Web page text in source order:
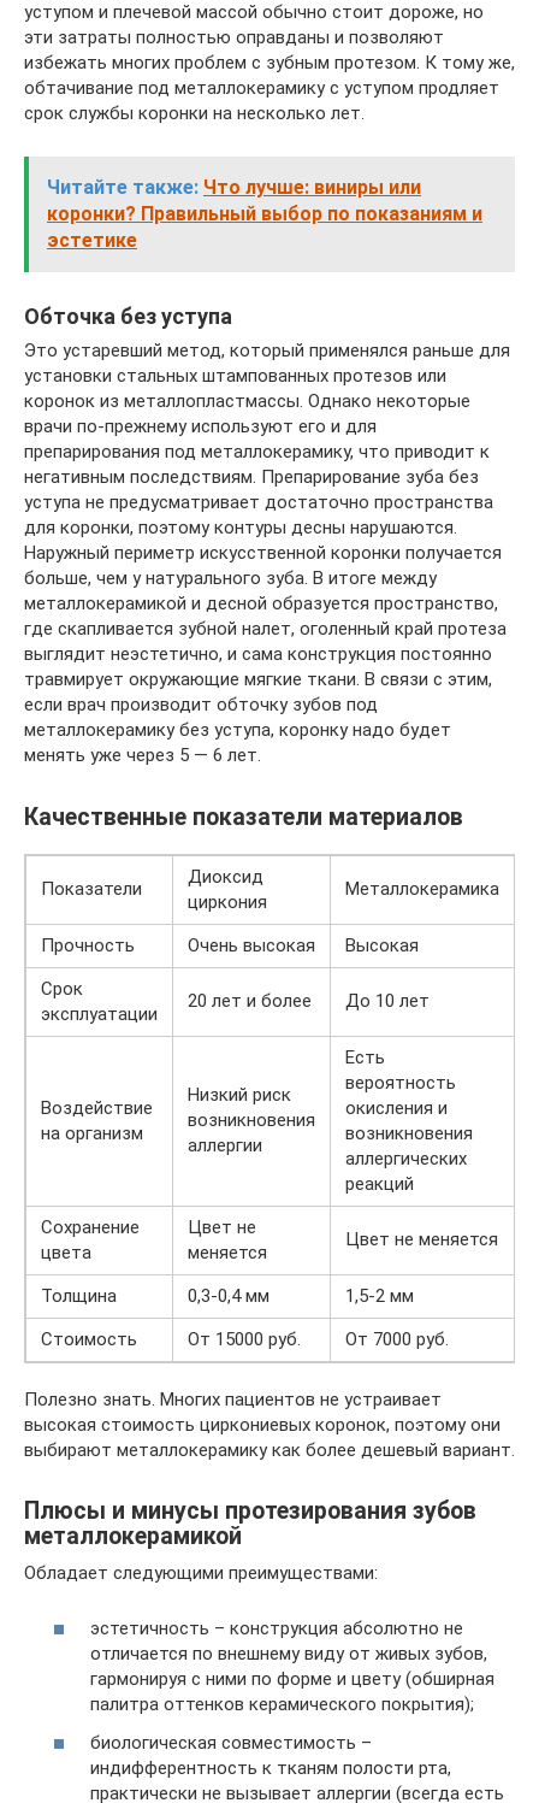
уступом и плечевой массой обычно стоит дороже, но
эти затраты полностью оправданы и позволяют
избежать многих проблем с зубным протезом. К тому же,
обтачивание под металлокерамику с уступом продляет
срок службы коронки на несколько лет.
Читайте также: Что лучше: виниры или
коронки? Правильный выбор по показаниям и
эстетике
Обточка без уступа
Это устаревший метод, который применялся раньше для
установки стальных штампованных протезов или
коронок из металлопластмассы. Однако некоторые
врачи по-прежнему используют его и для
препарирования под металлокерамику, что приводит к
негативным последствиям. Препарирование зуба без
уступа не предусматривает достаточно пространства
для коронки, поэтому контуры десны нарушаются.
Наружный периметр искусственной коронки получается
больше, чем у натурального зуба. В итоге между
металлокерамикой и десной образуется пространство,
где скапливается зубной налет, оголенный край протеза
выглядит неэстетично, и сама конструкция постоянно
травмирует окружающие мягкие ткани. В связи с этим,
если врач производит обточку зубов под
металлокерамику без уступа, коронку надо будет
менять уже через 5 — 6 лет.
Качественные показатели материалов
Показатели
Диоксид
циркония
Металлокерамика
Прочность Очень высокая
Высокая
Срок
эксплуатации
20 лет и более До 10 лет
Воздействие
на организм
Низкий риск
возникновения
аллергии
Есть
вероятность
окисления и
возникновения
аллергических
реакций
Сохранение
цвета
Цвет не
меняется
Цвет не меняется
Толщина 0,3-0,4 мм
1,5-2 мм
Стоимость
От 15000 руб. От 7000 руб.
Полезно знать. Многих пациентов не устраивает
высокая стоимость циркониевых коронок, поэтому они
выбирают металлокерамику как более дешевый вариант.
Плюсы и минусы протезирования зубов
металлокерамикой
Обладает следующими преимуществами:
эстетичность – конструкция абсолютно не
отличается по внешнему виду от живых зубов,
гармонируя с ними по форме и цвету (обширная
палитра оттенков керамического покрытия);
биологическая совместимость –
индифферентность к тканям полости рта,
практически не вызывает аллергии (всегда есть